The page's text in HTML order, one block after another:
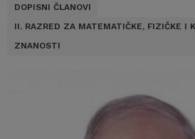
DOPISNI ČLANOVI
II. RAZRED ZA MATEMATIČKE, FIZIČKE I
ZNANOSTI